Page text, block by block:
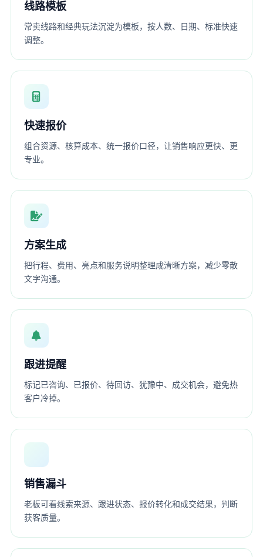
线路模板
常卖线路和经典玩法沉淀为模板，按人数、日期、标准快速
调整。
快速报价
组合资源、核算成本、统一报价口径，让销售响应更快、更
专业。
方案生成
把行程、费用、亮点和服务说明整理成清晰方案，减少零散
文字沟通。
跟进提醒
标记已咨询、已报价、待回访、犹豫中、成交机会，避免热
客户冷掉。
销售漏斗
老板可看线索来源、跟进状态、报价转化和成交结果，判断
获客质量。